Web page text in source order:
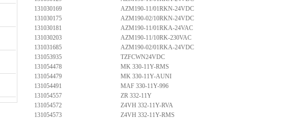
131030169
AZM190-11/01RKN-24VDC
131030175
AZM190-02/10RKN-24VDC
131030181
AZM190-11/01RKA-24VAC
131030203
AZM190-11/10RK-230VAC
131031685
AZM190-02/01RKA-24VDC
131053935
TZFCWN24VDC
131054478
MK 330-11Y-RMS
131054479
MK 330-11Y-AUNI
131054491
MAF 330-11Y-996
131054557
ZR 332-11Y
131054572
Z4VH 332-11Y-RVA
131054573
Z4VH 332-11Y-RMS